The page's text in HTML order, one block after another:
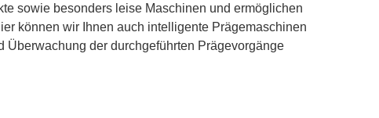
sowie besonders leise Maschinen und ermöglichen
können wir Ihnen auch intelligente Prägemaschinen
der durchgeführten Prägevorgänge